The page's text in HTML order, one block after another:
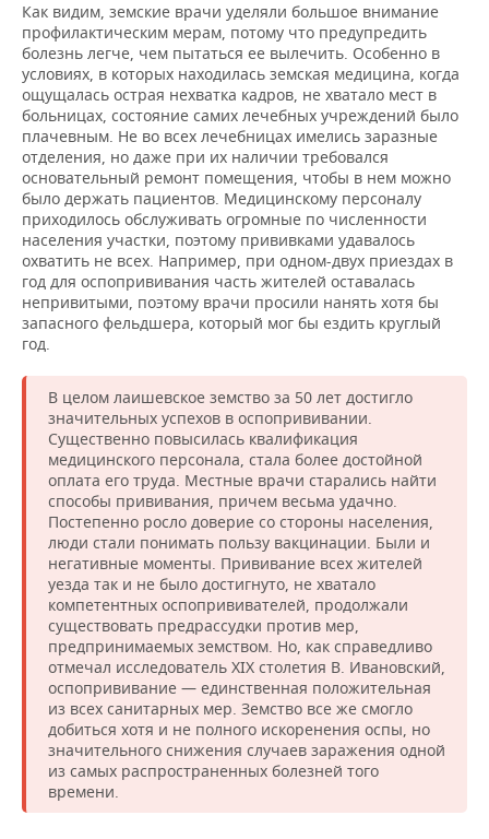
Как видим, земские врачи уделяли большое внимание
профилактическим мерам, потому что предупредить
болезнь легче, чем пытаться ее вылечить. Особенно в
условиях, в которых находилась земская медицина, когда
ощущалась острая нехватка кадров, не хватало мест в
больницах, состояние самих лечебных учреждений было
плачевным. Не во всех лечебницах имелись заразные
отделения, но даже при их наличии требовался
основательный ремонт помещения, чтобы в нем можно
было держать пациентов. Медицинскому персоналу
приходилось обслуживать огромные по численности
населения участки, поэтому прививками удавалось
охватить не всех. Например, при одном-двух приездах в
год для оспопрививания часть жителей оставалась
непривитыми, поэтому врачи просили нанять хотя бы
запасного фельдшера, который мог бы ездить круглый
год.
В целом лаишевское земство за 50 лет достигло
значительных успехов в оспопрививании.
Существенно повысилась квалификация
медицинского персонала, стала более достойной
оплата его труда. Местные врачи старались найти
способы прививания, причем весьма удачно.
Постепенно росло доверие со стороны населения,
люди стали понимать пользу вакцинации. Были и
негативные моменты. Прививание всех жителей
уезда так и не было достигнуто, не хватало
компетентных оспопрививателей, продолжали
существовать предрассудки против мер,
предпринимаемых земством. Но, как справедливо
отмечал исследователь XIX столетия В. Ивановский,
оспопрививание — единственная положительная
из всех санитарных мер. Земство все же смогло
добиться хотя и не полного искоренения оспы, но
значительного снижения случаев заражения одной
из самых распространенных болезней того
времени.